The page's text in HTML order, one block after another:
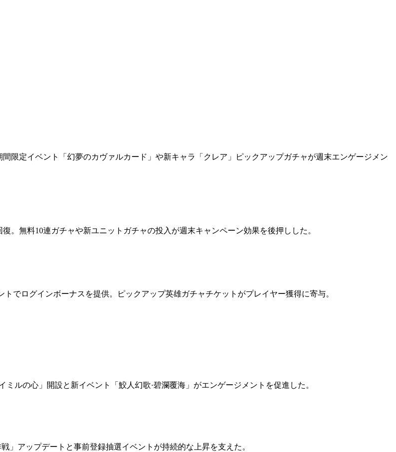
限定イベント「幻夢のカヴァルカード」や新キャラ「クレア」ピックアップガチャが週末エンゲージメン
。無料10連ガチャや新ユニットガチャの投入が週末キャンペーン効果を後押しした。
でログインボーナスを提供。ピックアップ英雄ガチャチケットがプレイヤー獲得に寄与。
ルの心」開設と新イベント「鮫人幻歌·碧瀾覆海」がエンゲージメントを促進した。
」アップデートと事前登録抽選イベントが持続的な上昇を支えた。